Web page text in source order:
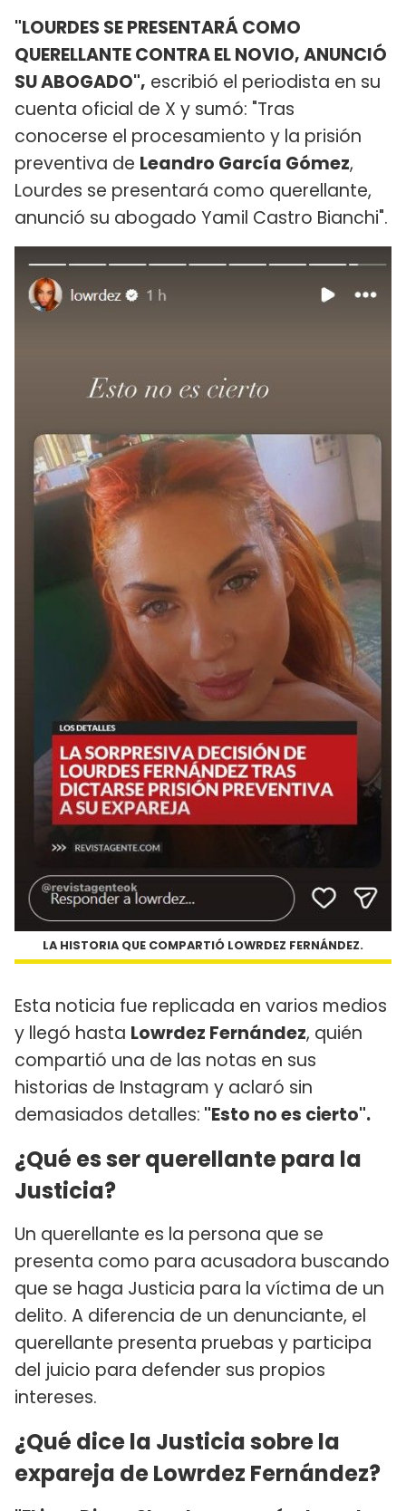
"LOURDES SE PRESENTARÁ COMO
QUERELLANTE CONTRA EL NOVIO, ANUNCIÓ
SU ABOGADO", escribió el periodista en su
cuenta oficial de X y sumó: "Tras
conocerse el procesamiento y la prisión
preventiva de Leandro García Gómez,
Lourdes se presentará como querellante,
anunció su abogado Yamil Castro Bianchi".
LA HISTORIA QUE COMPARTIÓ LOWRDEZ FERNÁNDEZ.
Esta noticia fue replicada en varios medios
y llegó hasta Lowrdez Fernández, quién
compartió una de las notas en sus
historias de Instagram y aclaró sin
demasiados detalles: "Esto no es cierto".
¿Qué es ser querellante para la
Justicia?
Un querellante es la persona que se
presenta como para acusadora buscando
que se haga Justicia para la víctima de un
delito. A diferencia de un denunciante, el
querellante presenta pruebas y participa
del juicio para defender sus propios
intereses.
¿Qué dice la Justicia sobre la
expareja de Lowrdez Fernández?